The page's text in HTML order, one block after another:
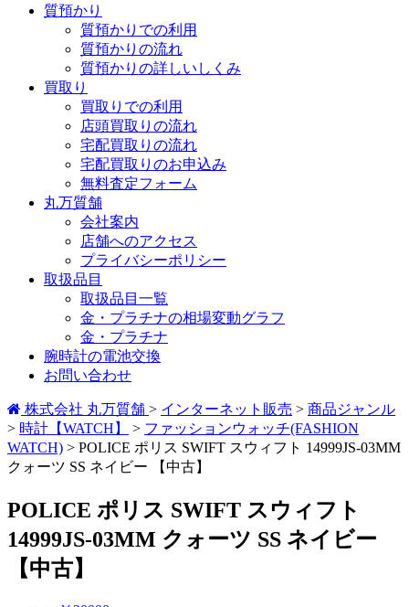
質預かり
質預かりでの利用
質預かりの流れ
質預かりの詳しいしくみ
買取り
買取りでの利用
店頭買取りの流れ
宅配買取りの流れ
宅配買取りのお申込み
無料査定フォーム
丸万質舗
会社案内
店舗へのアクセス
プライバシーポリシー
取扱品目
取扱品目一覧
金・プラチナの相場変動グラフ
金・プラチナ
腕時計の電池交換
お問い合わせ
株式会社 丸万質舗 > インターネット販売 > 商品ジャンル
> 時計【WATCH】 > ファッションウォッチ(FASHION
WATCH) > POLICE ポリス SWIFT スウィフト 14999JS-03MM
クォーツ SS ネイビー 【中古】
POLICE ポリス SWIFT スウィフト
14999JS-03MM クォーツ SS ネイビー
【中古】